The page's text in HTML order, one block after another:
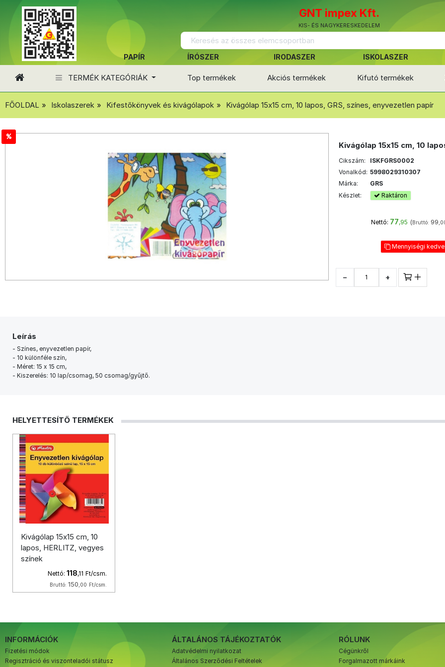
GNT impex Kft.
KIS- ÉS NAGYKERESKEDELEM
PAPÍR
ÍRÓSZER IRODASZER ISKOLASZER
TERMÉK KATEGÓRIÁK Top termékek Akciós termékek Kifutó termékek
FŐOLDAL Iskolaszerek Kifestőkönyvek és kivágólapok Kivágólap 15x15 cm, 10 lapos, GRS, színes, enyvezetlen papír
Kivágólap 15x15 cm, 10
Cikszám:
ISKFGRS0002
Vonalkód: 5998029310307
Márka:
GRS
Készlet:
Raktáron
Nettó: 77,95 (Bruttó: 99
Mennyiségi
− +
Leírás
- Színes, enyvezetlen papír,
- 10 különféle szín,
- Méret: 15 x 15 cm,
- Kiszerelés: 10 lap/csomag, 50 csomag/gyűjtő.
HELYETTESÍTŐ TERMÉKEK
Kivágólap 15x15 cm, 10
lapos, HERLITZ, vegyes
színek
Nettó:118,11 Ft/csm.
Bruttó:150,00 Ft/csm.
INFORMÁCIÓK
Fizetési módok
Regisztráció és viszonteladói státusz
ÁLTALÁNOS TÁJÉKOZTATÓK
Adatvédelmi nyilatkozat
Általános Szerződési Feltételek
RÓLUNK
Cégünkről
Forgalmazott márkáink